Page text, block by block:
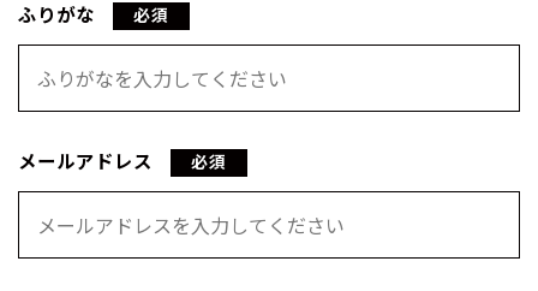
ふりがな
メールアドレス